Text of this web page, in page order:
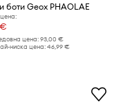
боти Geox PHAOLAE
цена:93,00 €
ниска цена:46,99 €